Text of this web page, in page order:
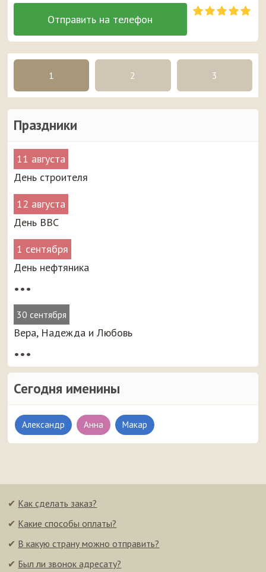
Праздники
11 августа
День строителя
12 августа
День ВВС
1 сентября
День нефтяника
•••
30 сентября
Вера, Надежда и Любовь
•••
Сегодня именины
Александр Анна Макар
1 2 3
✔ Как сделать заказ?
✔ Какие способы оплаты?
✔ В какую страну можно отправить?
✔ Был ли звонок адресату?